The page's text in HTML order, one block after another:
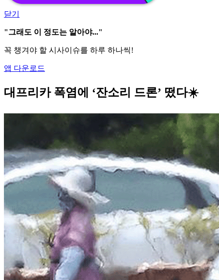
닫기
"그래도 이 정도는 알아야..."
꼭 챙겨야 할 시사이슈를 하루 하나씩!
앱 다운로드
대프리카 폭염에 ‘잔소리 드론’ 떴다☀️